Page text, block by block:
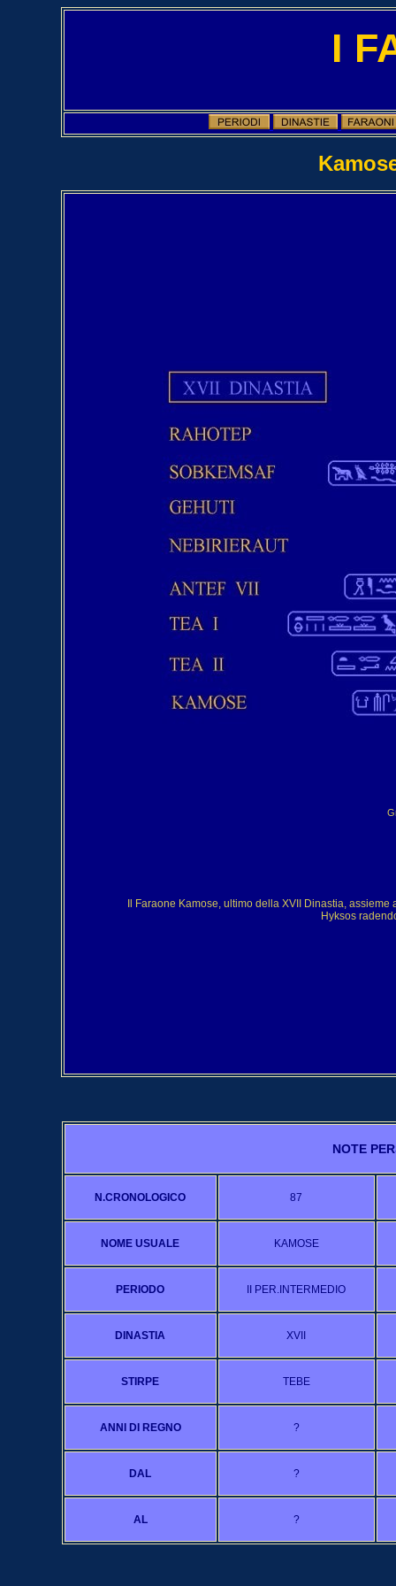
I
Il Faraone Kamose, ultimo della XVII Dinastia,
Hyksos
NOTE
N.CRONOLOGICO 87
NOME USUALE KAMOSE
PERIODO II PER.INTERMEDIO
DINASTIA XVII
STIRPE TEBE
ANNI DI REGNO ?
DAL ?
AL ?